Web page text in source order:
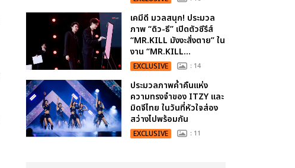
เคมีดี มวลสนุก! ประมวล
ภาพ “ดิว-ธี” เปิดตัวซีรีส์
“MR.KILL มังงะสั่งตาย” ใน
งาน “MR.KILL...
EXCLUSIVE : 14
ประมวลภาพค่ำคืนแห่ง
ความทรงจำของ ITZY และ
มิดจีไทย ในวันที่หัวใจส่อง
สว่างไปพร้อมกัน
EXCLUSIVE : 11